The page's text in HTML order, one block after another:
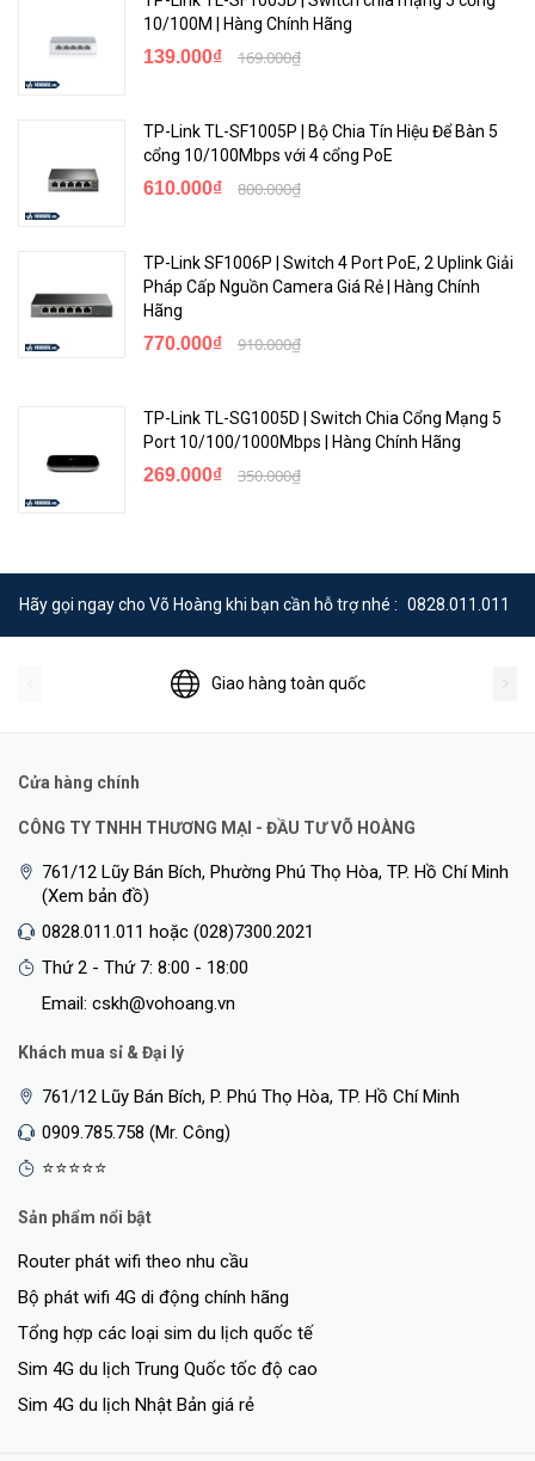
10/100M | Hàng Chính Hãng
139.000₫ 169.000₫
TP-Link TL-SF1005P | Bộ Chia Tín Hiệu Để Bàn 5
cổng 10/100Mbps với 4 cổng PoE
610.000₫ 800.000₫
TP-Link SF1006P | Switch 4 Port PoE, 2 Uplink Giải
Pháp Cấp Nguồn Camera Giá Rẻ | Hàng Chính
Hãng
770.000₫ 910.000₫
TP-Link TL-SG1005D | Switch Chia Cổng Mạng 5
Port 10/100/1000Mbps | Hàng Chính Hãng
269.000₫ 350.000₫
Hãy gọi ngay cho Võ Hoàng khi bạn cần hỗ trợ nhé : 0828.011.011
Giao hàng toàn quốc
Cửa hàng chính
CÔNG TY TNHH THƯƠNG MẠI - ĐẦU TƯ VÕ HOÀNG
761/12 Lũy Bán Bích, Phường Phú Thọ Hòa, TP. Hồ Chí Minh
(Xem bản đồ)
0828.011.011 hoặc (028)7300.2021
Thứ 2 - Thứ 7: 8:00 - 18:00
Email: cskh@vohoang.vn
Khách mua sỉ & Đại lý
761/12 Lũy Bán Bích, P. Phú Thọ Hòa, TP. Hồ Chí Minh
0909.785.758 (Mr. Công)
⭐⭐⭐⭐⭐
Sản phẩm nổi bật
Router phát wifi theo nhu cầu
Bộ phát wifi 4G di động chính hãng
Tổng hợp các loại sim du lịch quốc tế
Sim 4G du lịch Trung Quốc tốc độ cao
Sim 4G du lịch Nhật Bản giá rẻ